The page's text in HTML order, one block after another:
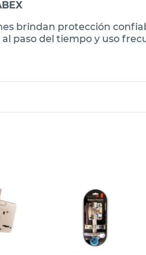
brindan protección
paso del tiempo y uso